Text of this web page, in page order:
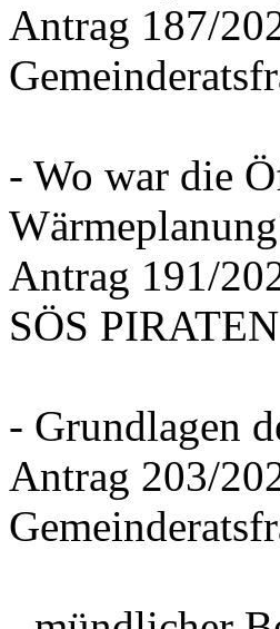
Antrag 187/
- Wo war die
Antrag 191/
SÖS
- Grundlagen
Antrag 203/